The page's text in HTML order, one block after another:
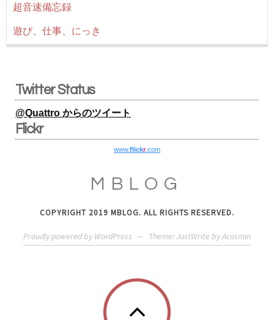
超音速備忘録
遊び、仕事、にっき
Twitter Status
@Quattro からのツイート
Flickr
www.flickr.com
MBLOG
COPYRIGHT 2019 MBLOG. ALL RIGHTS RESERVED.
Proudly powered by WordPress — Theme: JustWrite byAcosmin